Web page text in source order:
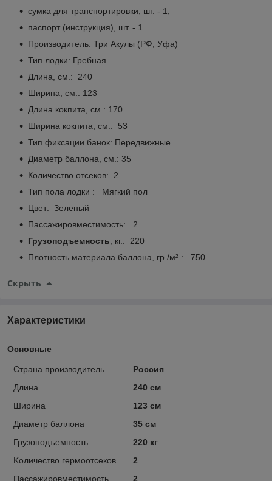
сумка для транспортировки, шт. - 1;
паспорт (инструкция), шт. - 1.
Производитель: Три Акулы (РФ, Уфа)
Тип лодки: Гребная
Длина, см.: 240
Ширина, см.: 123
Длина кокпита, см.: 170
Ширина кокпита, см.: 53
Тип фиксации банок: Передвижные
Диаметр баллона, см.: 35
Количество отсеков: 2
Тип пола лодки : Мягкий пол
Цвет: Зеленый
Пассажировместимость: 2
Грузоподъемность , кг.: 220
Плотность материала баллона, гр./м² : 750
Скрыть
Характеристики
Основные
Страна производитель
Россия
Длина
240 см
Ширина
123 см
Диаметр баллона
35 см
Грузоподъемность
220 кг
Kоличество гермоотсеков
2
Пассажировместимость
2